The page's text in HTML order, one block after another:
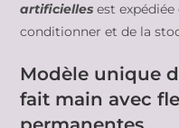
artificiellesest
conditionner et de la
Modèle unique
fait main avec